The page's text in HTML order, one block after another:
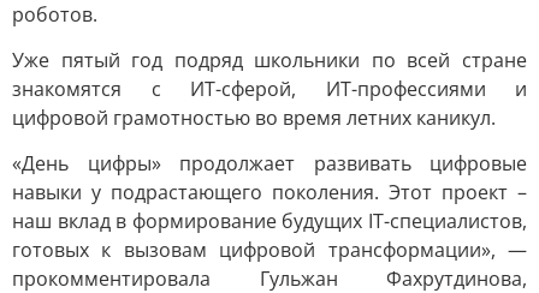
роботов.
Уже пятый год подряд школьники по всей стране
знакомятся с ИТ-сферой, ИТ-профессиями и
цифровой грамотностью во время летних каникул.
«День цифры» продолжает развивать цифровые
навыки у подрастающего поколения. Этот проект –
наш вклад в формирование будущих IT-специалистов,
готовых к вызовам цифровой трансформации», —
прокомментировала Гульжан Фахрутдинова,